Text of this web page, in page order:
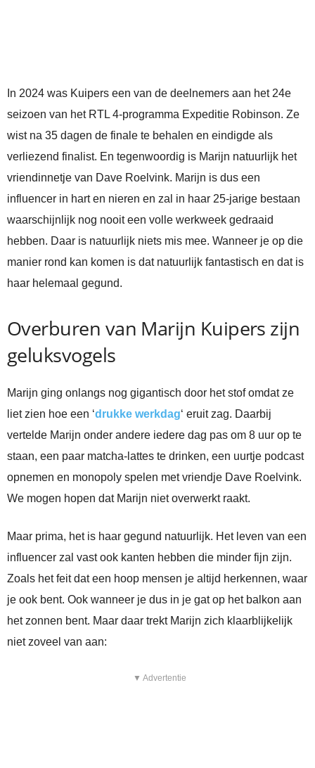
In 2024 was Kuipers een van de deelnemers aan het 24e
seizoen van het RTL 4-programma Expeditie Robinson. Ze
wist na 35 dagen de finale te behalen en eindigde als
verliezend finalist. En tegenwoordig is Marijn natuurlijk het
vriendinnetje van Dave Roelvink. Marijn is dus een
influencer in hart en nieren en zal in haar 25-jarige bestaan
waarschijnlijk nog nooit een volle werkweek gedraaid
hebben. Daar is natuurlijk niets mis mee. Wanneer je op die
manier rond kan komen is dat natuurlijk fantastisch en dat is
haar helemaal gegund.
Overburen van Marijn Kuipers zijn
geluksvogels
Marijn ging onlangs nog gigantisch door het stof omdat ze
liet zien hoe een ‘drukke werkdag‘ eruit zag. Daarbij
vertelde Marijn onder andere iedere dag pas om 8 uur op te
staan, een paar matcha-lattes te drinken, een uurtje podcast
opnemen en monopoly spelen met vriendje Dave Roelvink.
We mogen hopen dat Marijn niet overwerkt raakt.
Maar prima, het is haar gegund natuurlijk. Het leven van een
influencer zal vast ook kanten hebben die minder fijn zijn.
Zoals het feit dat een hoop mensen je altijd herkennen, waar
je ook bent. Ook wanneer je dus in je gat op het balkon aan
het zonnen bent. Maar daar trekt Marijn zich klaarblijkelijk
niet zoveel van aan:
▼ Advertentie